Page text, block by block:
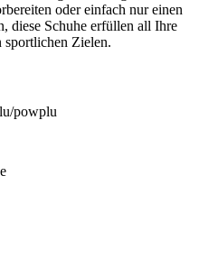
oder einfach nur einen
diese Schuhe erfüllen all Ihre
sportlichen Zielen.
powplu